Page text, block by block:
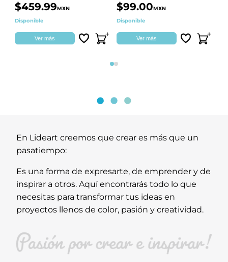
$459.99MXN
Disponible
Ver más
$99.00MXN
Disponible
Ver más
Página 1
Página 2
En Lideart creemos que crear es más que un
pasatiempo:
Es una forma de expresarte, de emprender y de
inspirar a otros. Aquí encontrarás todo lo que
necesitas para transformar tus ideas en
proyectos llenos de color, pasión y creatividad.